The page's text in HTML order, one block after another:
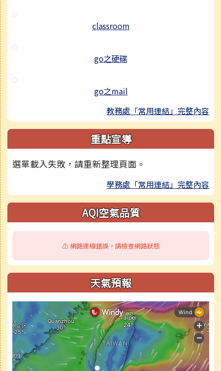
classroom
go之硬碟
go之mail
教務處「常用連結」完整內容
重點宣導
選單載入失敗，請重新整理頁面。
學務處「常用連結」完整內容
AQI空氣品質
⚠️ 網路連線錯誤，請檢查網路狀態
天氣預報